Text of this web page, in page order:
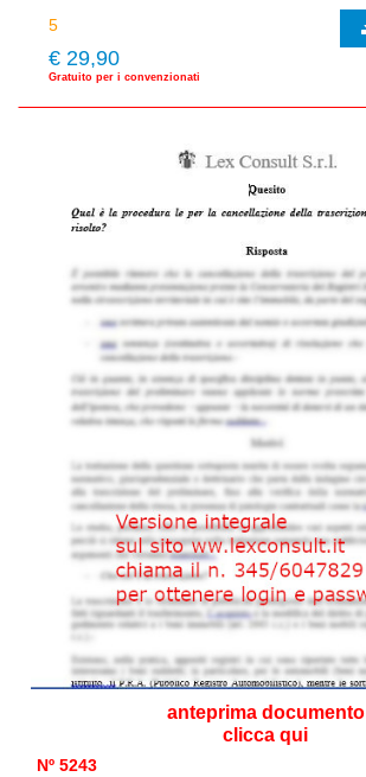
€ 29,90
Gratuito per i convenzionati
anteprima documento
clicca qui
Nº 5243